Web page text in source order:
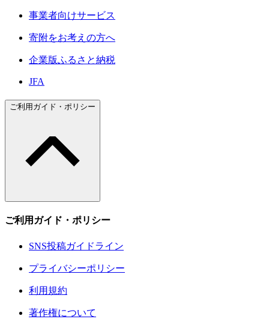
事業者向けサービス
寄附をお考えの方へ
企業版ふるさと納税
JFA
ご利用ガイド・ポリシー
ご利用ガイド・ポリシー
SNS投稿ガイドライン
プライバシーポリシー
利用規約
著作権について